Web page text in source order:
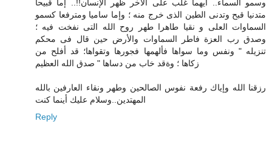
وسمو السماء.. أيهما غلب على الآخر ظهر الإنسان!!.. إما قبيحا
متدنيا قبح وتدنى الطين الذى خرج منه ؛ وإما ساميا ومترفعا كسمو
السماوات العلى و نقيا طاهرا طهر روح الله التى نفخت فيه ؛
وصدق رب العزة فاطر السماوات والأرض حين قال فى محكم
تنزيله " ونفس وما سواها فألهمها فجورها وتقواها؛ قد أفلح من
زكاها ؛ وةقد خاب من دساها " صدق الله العظيم
رزقنا الله وإياك رفعة نفوس الصالحين وطهر ونقاء العارفين بالله
المهتدين..وسلام عليك أينما كنت
Reply